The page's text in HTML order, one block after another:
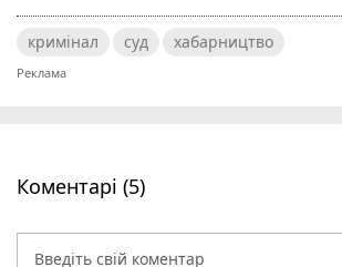
кримінал суд хабарництво
Коментарі (5)